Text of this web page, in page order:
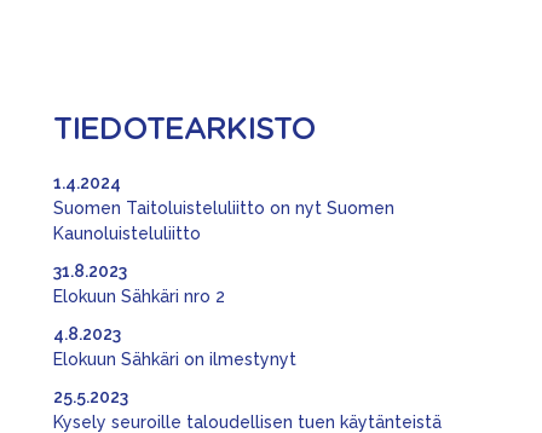
TIEDOTEARKISTO
Suomen Taitoluisteluliitto on nyt Suomen
Kaunoluisteluliitto
1.4.2024
Elokuun Sähkäri nro 2
31.8.2023
Elokuun Sähkäri on ilmestynyt
4.8.2023
Kysely seuroille taloudellisen tuen käytänteistä
25.5.2023